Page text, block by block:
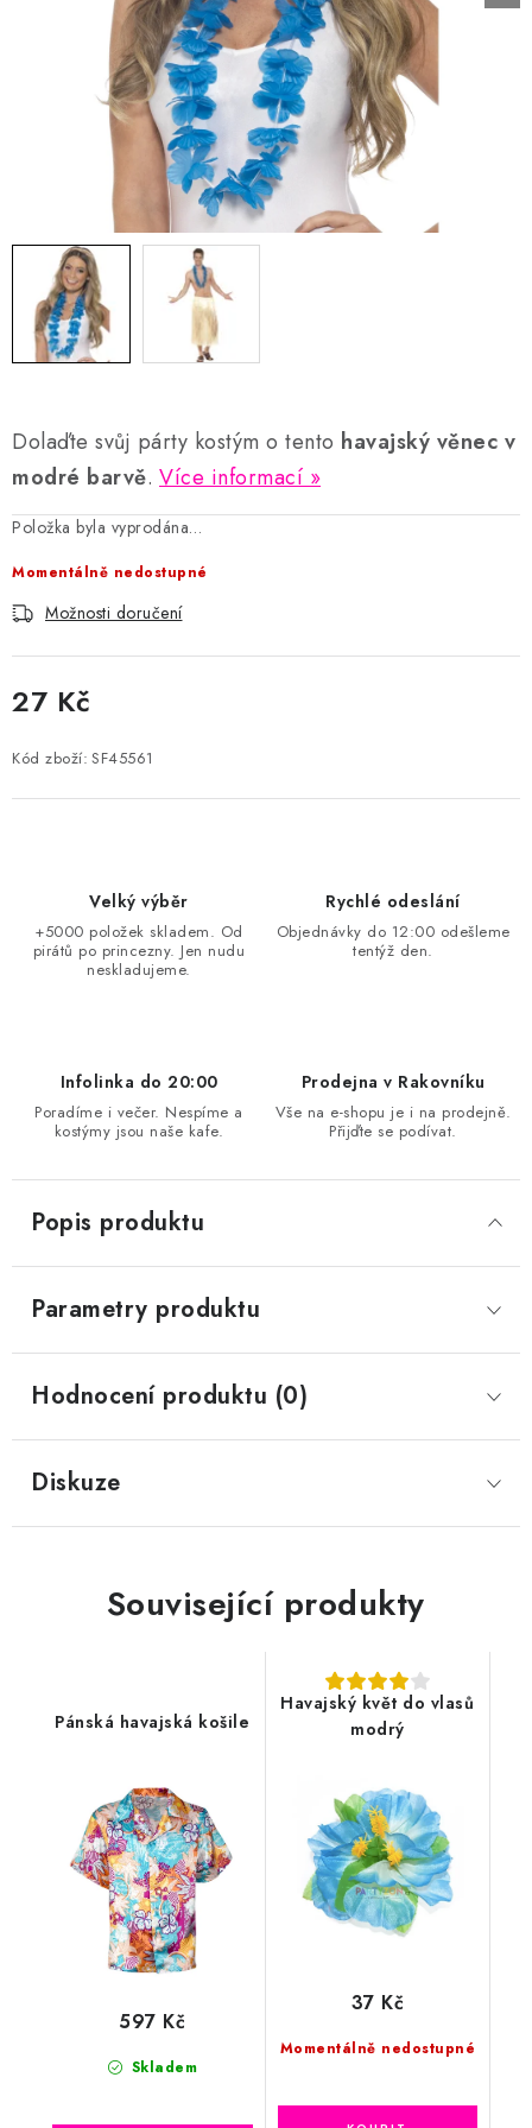
Nejčastější otázky a odpovědi Kontakty
Doprava a poštovné
Vrácení a reklamace
Obchodní podmínky
Podmínky ochrany osobních údajů
Dolaďte svůj párty kostým o tento havajský věnec v
modré barvě. Více informací
Položka byla vyprodána…
Momentálně nedostupné
Možnosti doručení
27 Kč
Kód zboží: SF45561
Velký výběr
+5000 položek skladem. Od
pirátů po princezny. Jen nudu
neskladujeme.
Rychlé odeslání
Objednávky do 12:00 odešleme
tentýž den.
Infolinka do 20:00
Poradíme i večer. Nespíme a
kostýmy jsou naše kafe.
Prodejna v Rakovníku
Vše na e-shopu je i na prodejně.
Přijďte se podívat.
Popis produktu
Parametry produktu
Hodnocení produktu (0)
Diskuze
Související produkty
Pánská havajská košile
Skladem
597 Kč
Havajský květ do vlasů
modrý
Momentálně nedostupné
37 Kč